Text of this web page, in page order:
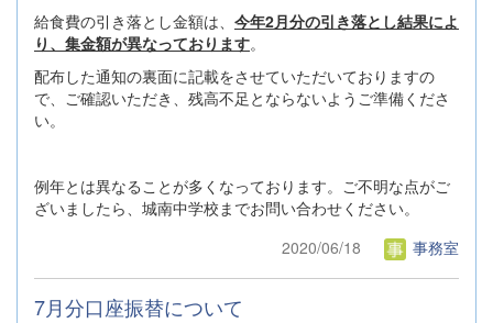
給食費の引き落とし金額は、 今年2月分の引き落とし結果によ
り、集金額が異なっております。
配布した通知の裏面に記載をさせていただいておりますの
で、ご確認いただき、残高不足とならないようご準備くださ
い。
例年とは異なることが多くなっております。ご不明な点がご
ざいましたら、城南中学校までお問い合わせください。
2020/06/18
事務室
7月分口座振替について